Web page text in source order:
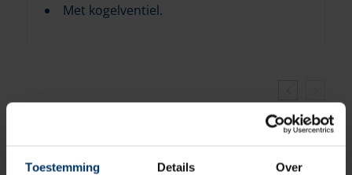
Toestemming Details Over
Met kogelventiel.